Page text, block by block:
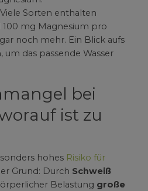
Viele Sorten enthalten
100 mg Magnesium pro
noch mehr. Ein Blick aufs
um das passende Wasser
bei
ist zu
hohes Risiko für
Grund: Durch Schweiß
Belastung große